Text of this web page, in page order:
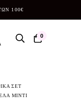
100€
0
ΣΕΤ
ΜΙΝΤΙ